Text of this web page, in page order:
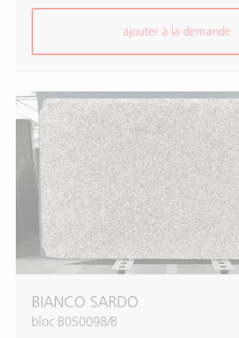
ajouter à la demande
BIANCO SARDO
bloc B050098/B